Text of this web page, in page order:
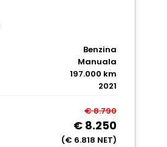
Benzina
Manuala
197.000 km
2021
€ 8.790
€ 8.250
(€ 6.818 NET)